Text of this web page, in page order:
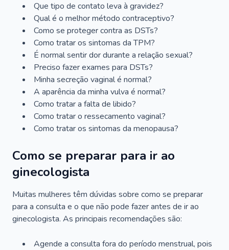
Que tipo de contato leva à gravidez?
Qual é o melhor método contraceptivo?
Como se proteger contra as DSTs?
Como tratar os sintomas da TPM?
É normal sentir dor durante a relação sexual?
Preciso fazer exames para DSTs?
Minha secreção vaginal é normal?
A aparência da minha vulva é normal?
Como tratar a falta de libido?
Como tratar o ressecamento vaginal?
Como tratar os sintomas da menopausa?
Como se preparar para ir ao
ginecologista
Muitas mulheres têm dúvidas sobre como se preparar
para a consulta e o que não pode fazer antes de ir ao
ginecologista. As principais recomendações são:
Agende a consulta fora do período menstrual, pois